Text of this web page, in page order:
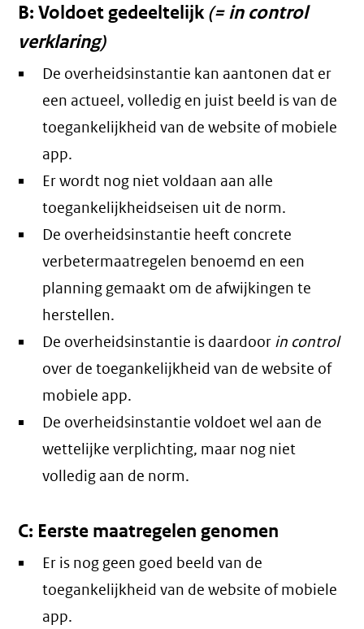
B: Voldoet gedeeltelijk(= in control
verklaring)
De overheidsinstantie kan aantonen dat er
een actueel, volledig en juist beeld is van de
toegankelijkheid van de website of mobiele
app.
Er wordt nog niet voldaan aan alle
toegankelijkheidseisen uit de norm.
De overheidsinstantie heeft concrete
verbetermaatregelen benoemd en een
planning gemaakt om de afwijkingen te
herstellen.
De overheidsinstantie is daardoor in control
over de toegankelijkheid van de website of
mobiele app.
De overheidsinstantie voldoet wel aan de
wettelijke verplichting, maar nog niet
volledig aan de norm.
C: Eerste maatregelen genomen
Er is nog geen goed beeld van de
toegankelijkheid van de website of mobiele
app.